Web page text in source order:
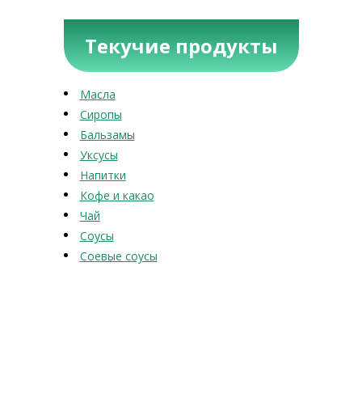
Текучие продукты
Масла
Сиропы
Бальзамы
Уксусы
Напитки
Кофе и какао
Чай
Соусы
Соевые соусы